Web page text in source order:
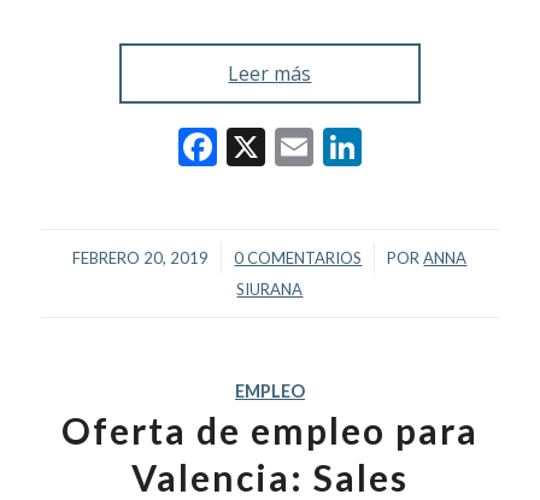
Leer más
Facebook
X EmailLinkedIn
FEBRERO 20, 2019
/ 0 COMENTARIOS
/ PORANNA
SIURANA
EMPLEO
Oferta de empleo para
Valencia: Sales